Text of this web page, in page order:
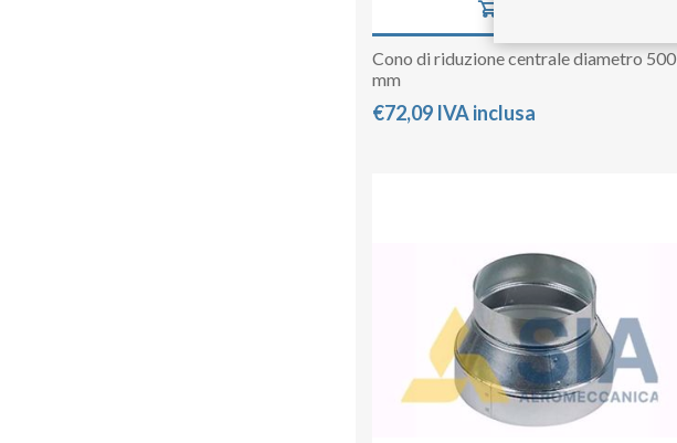
Cono di riduzione centrale diametro 500
mm
€72,09 IVA inclusa